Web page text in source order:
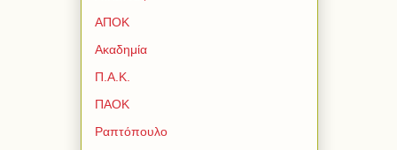
ΑΠΟΚ
Ακαδημία
Π.Α.Κ.
ΠΑΟΚ
Ραπτόπουλο